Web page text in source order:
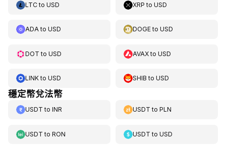
LTCto USD XRP toUSD
ADAto USD DOGEtoUSD
DOT to USD AVAXtoUSD
LINKto USD SHIB toUSD
穩定幣兌法幣
USDT to INR USDT toPLN
USDT to RON USDT toUSD